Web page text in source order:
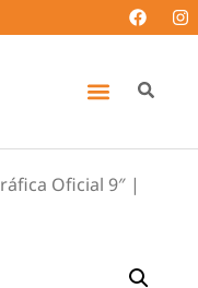
Oficial 9″ |